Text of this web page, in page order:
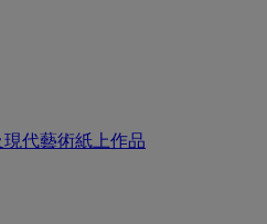
現代藝術紙上作品